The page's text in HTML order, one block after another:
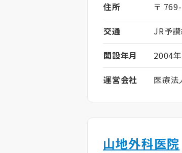
住所
〒
交通
JR予讃
開設年月
2004
運営会社
医療法
山地外科医院